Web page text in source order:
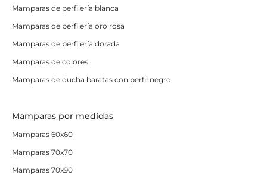
Mamparas de perfilería blanca
Mamparas de perfilería oro rosa
Mamparas de perfilería dorada
Mamparas de colores
Mamparas de ducha baratas con perfil negro
Mamparas por medidas
Mamparas 60x60
Mamparas 70x70
Mamparas 70x90